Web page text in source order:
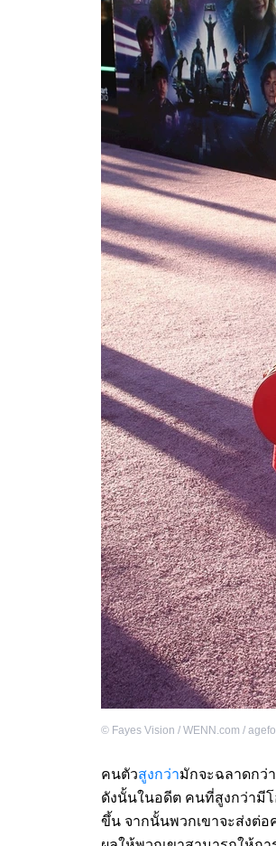
© Fayes Vision / WENN.com /
คนตัวสูงกว่ามักจะฉลาดกว่
ดังนั้นในอดีต คนที่สูงกว่ามีโ
ขึ้น จากนั้นพวกเขาจะส่งต่อ